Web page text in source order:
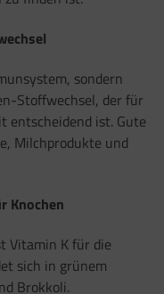
sondern
Stoffwechsel, der für
entscheidend ist. Gute
Milchprodukte und
Knochen
Vitamin K für die
sich in grünem
Brokkoli.